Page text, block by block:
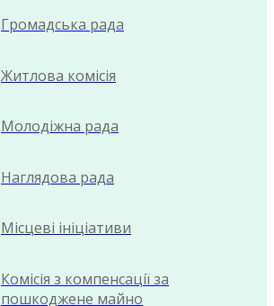
Громадська рада
Житлова комісія
Молодіжна рада
Наглядова рада
Місцеві ініціативи
Комісія з компенсації за
пошкоджене майно